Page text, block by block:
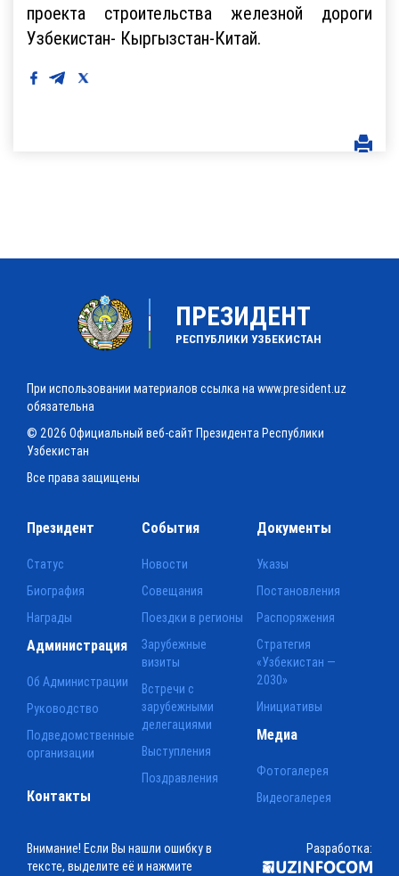
проекта строительства железной дороги
Узбекистан- Кыргызстан-Китай.
ПРЕЗИДЕНТ
РЕСПУБЛИКИ УЗБЕКИСТАН
При использовании материалов ссылка на www.president.uz
обязательна
© 2026 Официальный веб-сайт Президента Республики
Узбекистан
Все права защищены
Президент
Статус
Биография
Награды
События
Новости
Совещания
Поездки в регионы
Зарубежные
визиты
Встречи с
зарубежными
делегациями
Выступления
Поздравления
Документы
Указы
Постановления
Распоряжения
Стратегия
«Узбекистан —
2030»
Инициативы
Администрация
Об Администрации
Руководство
Подведомственные
организации
Медиа
Фотогалерея
Видеогалерея
Контакты
Внимание! Если Вы нашли ошибку в
тексте, выделите её и нажмите
Разработка: